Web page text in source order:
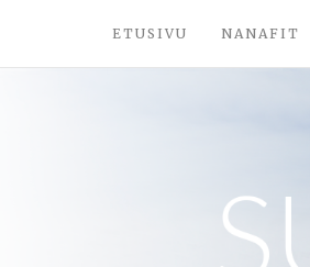
ETUSIVU NANAFIT